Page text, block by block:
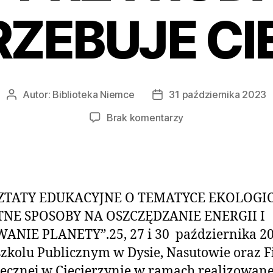
Autor: Biblioteka Niemce
31 października 2023
Brak komentarzy
EDUKACYJNE O TEMATYCE
SPOSOBY NA OSZCZĘDZANIE ENERGII I
PLANETY”.25, 27 i 30 października
Publicznym w Dysie, Nasutowie oraz